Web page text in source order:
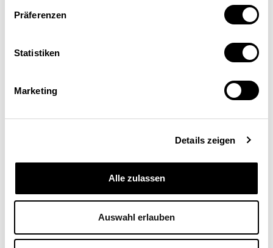
Präferenzen
Statistiken
Marketing
Details zeigen
Alle zulassen
Auswahl erlauben
Économiste, secteur Conjoncture, Secrétariat
d’État à l’économie (Seco), Berne